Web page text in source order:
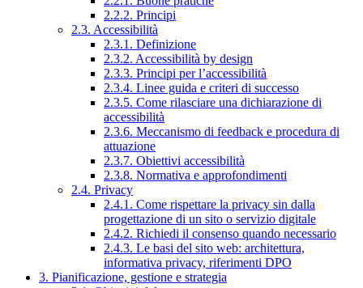
2.2.2. Principi
2.3. Accessibilità
2.3.1. Definizione
2.3.2. Accessibilità by design
2.3.3. Principi per l’accessibilità
2.3.4. Linee guida e criteri di successo
2.3.5. Come rilasciare una dichiarazione di
accessibilità
2.3.6. Meccanismo di feedback e procedura di
attuazione
2.3.7. Obiettivi accessibilità
2.3.8. Normativa e approfondimenti
2.4. Privacy
2.4.1. Come rispettare la privacy sin dalla
progettazione di un sito o servizio digitale
2.4.2. Richiedi il consenso quando necessario
2.4.3. Le basi del sito web: architettura,
informativa privacy, riferimenti DPO
3. Pianificazione, gestione e strategia